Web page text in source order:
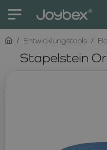
Stapelstein
homeEntwicklungstools